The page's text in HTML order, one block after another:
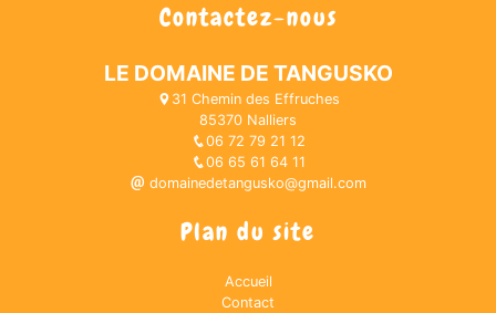
Contactez-nous
LE DOMAINE DE TANGUSKO
31 Chemin des Effruches
85370 Nalliers
06 72 79 21 12
06 65 61 64 11
domainedetangusko@gmail.com
Plan du site
Accueil
Contact